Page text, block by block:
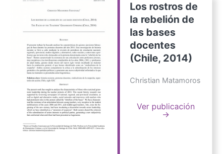
Los rostros de
la rebelión de
las bases
docentes
(Chile, 2014)
Christian Matamoros
Ver publicación
→